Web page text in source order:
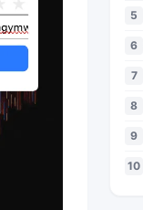
5
6
7
8
9
10